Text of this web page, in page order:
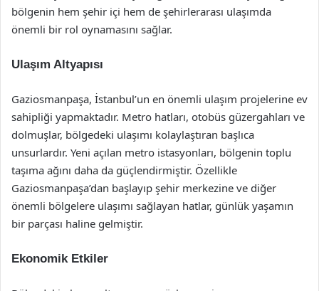
bölgenin hem şehir içi hem de şehirlerarası ulaşımda
önemli bir rol oynamasını sağlar.
Ulaşım Altyapısı
Gaziosmanpaşa, İstanbul’un en önemli ulaşım projelerine ev
sahipliği yapmaktadır. Metro hatları, otobüs güzergahları ve
dolmuşlar, bölgedeki ulaşımı kolaylaştıran başlıca
unsurlardır. Yeni açılan metro istasyonları, bölgenin toplu
taşıma ağını daha da güçlendirmiştir. Özellikle
Gaziosmanpaşa’dan başlayıp şehir merkezine ve diğer
önemli bölgelere ulaşımı sağlayan hatlar, günlük yaşamın
bir parçası haline gelmiştir.
Ekonomik Etkiler